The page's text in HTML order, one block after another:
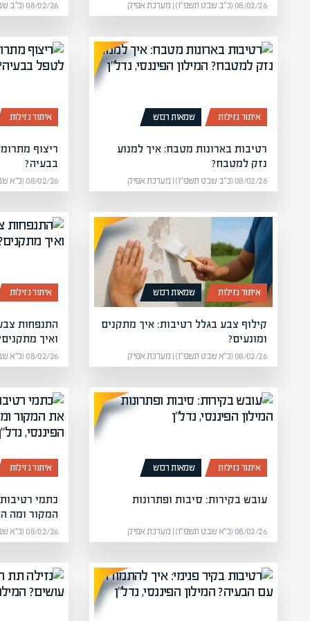
08/02/26 (כ״ב שבט תשפ״ו) | מערכת אפיק 08/02/26 (כ״ב שבט תשפ״ו) | מערכת אפיק
איתור נזילות שמאות רכוש
רטיבות בארונות מטבח: איך למנוע
נזק למטבח?
08/02/26 (כ״ב שבט תשפ״ו) | מערכת אפיק
איתור נזילות
ריצוף
בבעיה?
08/02/26 (כ״א שבט תשפ״ו) | מערכת אפיק
איתור נזילות שמאות רכוש
קילוף צבע בגלל רטיבות: איך מתקנים
ומונעים?
08/02/26 (כ״א שבט תשפ״ו) | מערכת אפיק
איתור נזילות
התנפחות
ואיך
08/02/26 (כ״א שבט תשפ״ו) | מערכת אפיק
איתור נזילות שמאות רכוש
עובש בקירות: סיבות ופתרונות
08/02/26 (כ״א שבט תשפ״ו) | מערכת אפיק
איתור נזילות
כתמי
המקור ומה
08/02/26 (כ״א שבט תשפ״ו) | מערכת אפיק